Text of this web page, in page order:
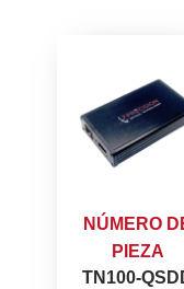
NÚMERO
PIEZA
TN100-